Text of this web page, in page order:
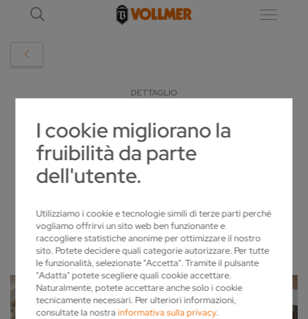
I cookie migliorano la
fruibilità da parte
dell'utente.
Utilizziamo i cookie e tecnologie simili di terze parti perché
vogliamo offrirvi un sito web ben funzionante e
raccogliere statistiche anonime per ottimizzare il nostro
sito. Potete decidere quali categorie autorizzare. Per tutte
le funzionalità, selezionate "Accetta". Tramite il pulsante
"Adatta" potete scegliere quali cookie accettare.
Naturalmente, potete accettare anche solo i cookie
tecnicamente necessari. Per ulteriori informazioni,
consultate la nostrainformativa sulla privacy.
DETTAGLIO
MIT VOLLMER SMART HUB SPRECHEN
MASCHINEN JETZT KLARTEXT